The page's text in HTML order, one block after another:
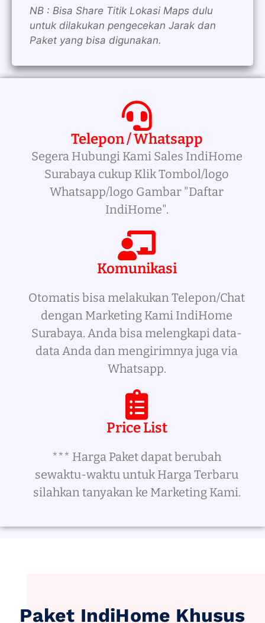
NB : Bisa Share Titik Lokasi Maps dulu
untuk dilakukan pengecekan Jarak dan
Paket yang bisa digunakan.
Telepon / Whatsapp
Segera Hubungi Kami Sales IndiHome
Surabaya cukup Klik Tombol/logo
Whatsapp/logo Gambar "Daftar
IndiHome".
Komunikasi
Otomatis bisa melakukan Telepon/Chat
dengan Marketing Kami IndiHome
Surabaya. Anda bisa melengkapi data-
data Anda dan mengirimnya juga via
Whatsapp.
Price List
*** Harga Paket dapat berubah
sewaktu-waktu untuk Harga Terbaru
silahkan tanyakan ke Marketing Kami.
Paket IndiHome Khusus